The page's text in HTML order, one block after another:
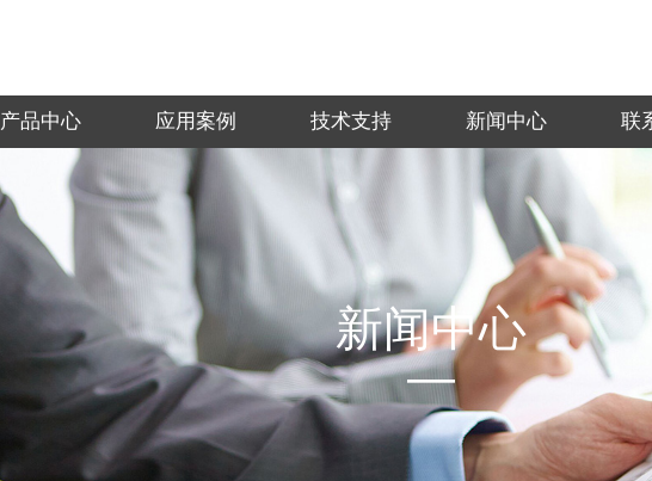
产品中心 应用案例 技术支持 新闻中心 联
新闻中心
—